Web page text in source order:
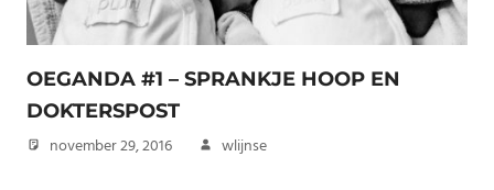
OEGANDA #1 – SPRANKJE HOOP EN
DOKTERSPOST
november 29, 2016 wlijnse